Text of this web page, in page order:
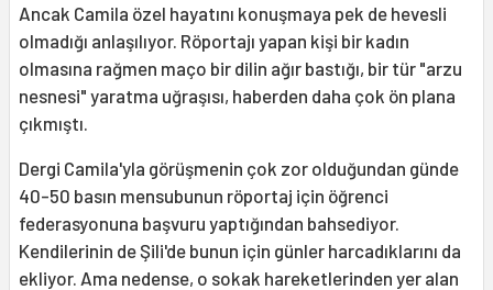
Ancak Camila özel hayatını konuşmaya pek de hevesli
olmadığı anlaşılıyor. Röportajı yapan kişi bir kadın
olmasına rağmen maço bir dilin ağır bastığı, bir tür "arzu
nesnesi" yaratma uğraşısı, haberden daha çok ön plana
çıkmıştı.
Dergi Camila'yla görüşmenin çok zor olduğundan günde
40-50 basın mensubunun röportaj için öğrenci
federasyonuna başvuru yaptığından bahsediyor.
Kendilerinin de Şili'de bunun için günler harcadıklarını da
ekliyor. Ama nedense, o sokak hareketlerinden yer alan